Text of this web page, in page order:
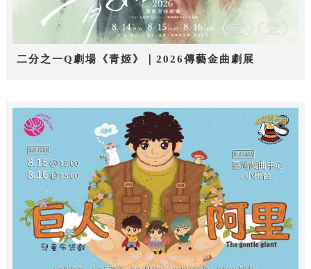
二分之一Q劇場《青姬》｜2026傳藝金曲劇展